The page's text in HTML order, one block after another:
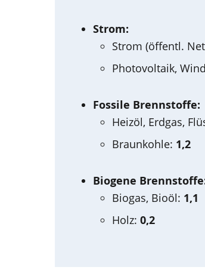
Strom:
Strom (öffentl.
Photovoltaik,
Fossile Brennstoffe:
Heizöl, Erdgas,
Braunkohle: 1,2
Biogene
Biogas, Bioöl: 1,1
Holz: 0,2